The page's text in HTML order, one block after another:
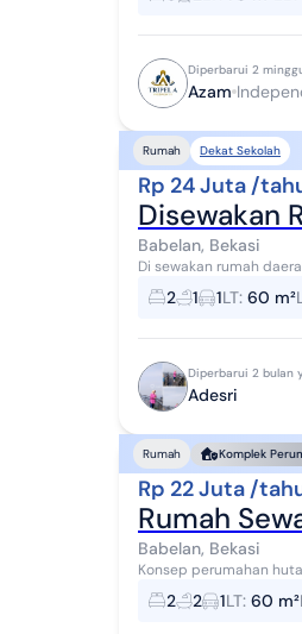
Diperbarui 2
Azam
Rumah Dekat Sekolah
Rp 24 Juta /
Disewakan
Babelan, Bekasi
Di sewakan rumah daerah mutiara gading city
Semifurnish Ada ac 1
2 1 1LT: 60 m²
Diperbarui 2 bulan
Adesri
Rumah Komplek
Rp 22 Juta /
Rumah
Babelan, Bekasi
2 2 1LT: 60 m²